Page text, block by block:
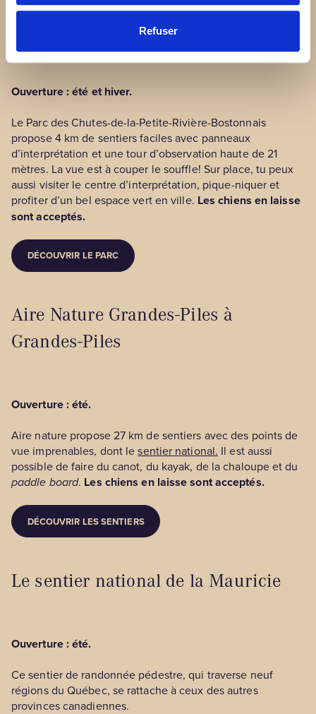
Refuser
Bostonnais à La Tuque
Ouverture : été et hiver.
Le Parc des Chutes-de-la-Petite-Rivière-Bostonnais
propose 4 km de sentiers faciles avec panneaux
d’interprétation et une tour d’observation haute de 21
mètres. La vue est à couper le souffle! Sur place, tu peux
aussi visiter le centre d’interprétation, pique-niquer et
profiter d’un bel espace vert en ville. Les chiens en laisse
sont acceptés.
DÉCOUVRIR LE PARC
Aire Nature Grandes-Piles à
Grandes-Piles
Ouverture : été.
Aire nature propose 27 km de sentiers avec des points de
vue imprenables, dont lesentier national. Il est aussi
possible de faire du canot, du kayak, de la chaloupe et du
paddle board. Les chiens en laisse sont acceptés.
DÉCOUVRIR LES SENTIERS
Le sentier national de la Mauricie
Ouverture : été.
Ce sentier de randonnée pédestre, qui traverse neuf
régions du Québec, se rattache à ceux des autres
provinces canadiennes.